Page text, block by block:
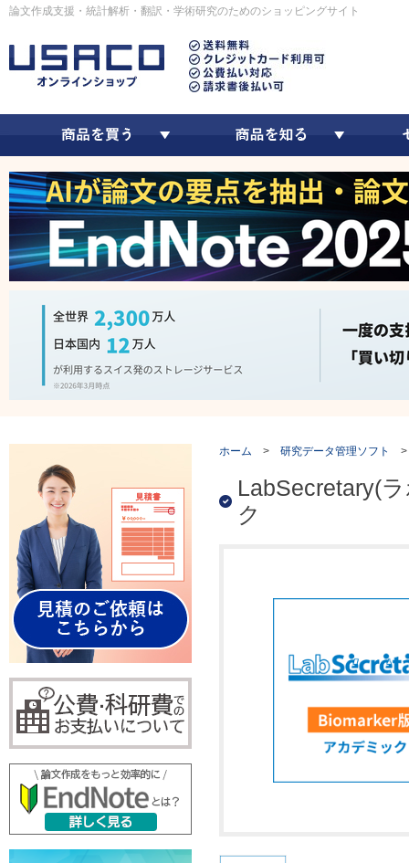
論文作成支援・統計解析・翻訳・学術研究のためのショッピングサイト
ホーム > 研究データ管理ソフト >
LabSecretary(
ク